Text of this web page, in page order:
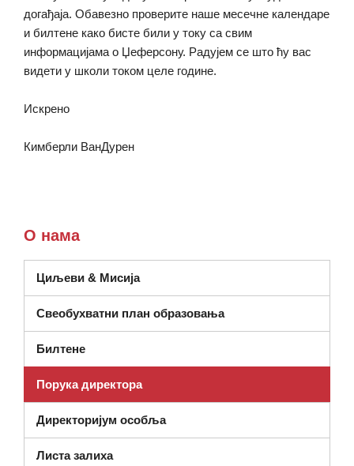
догађаја. Обавезно проверите наше месечне календаре
и билтене како бисте били у току са свим
информацијама о Џеферсону. Радујем се што ћу вас
видети у школи током целе године.
Искрено
Кимберли ВанДурен
О нама
Циљеви & Мисија
Свеобухватни план образовања
Билтене
Порука директора
Директоријум особља
Листа залиха(отвара се у новом прозору)